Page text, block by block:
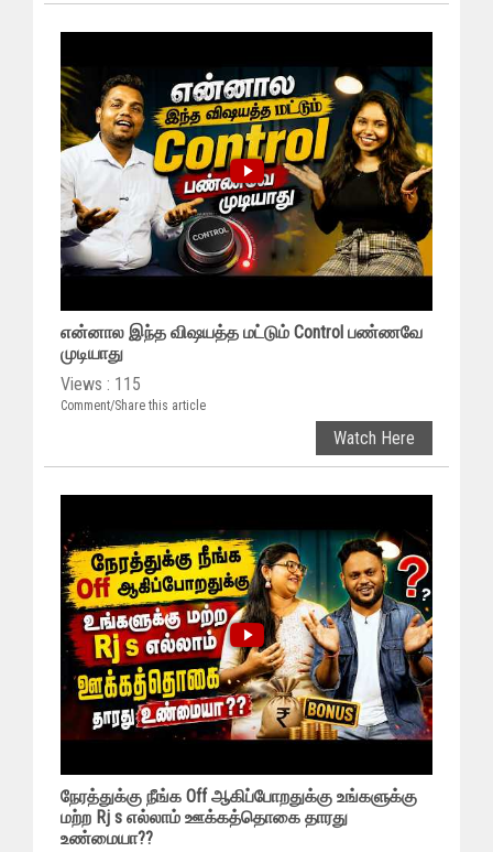
என்னால இந்த விஷயத்த மட்டும் Control பண்ணவே
முடியாது
Views : 115
Comment/Share this article
Watch Here
நேரத்துக்கு நீங்க Off ஆகிப்போறதுக்கு உங்களுக்கு
மற்ற Rj s எல்லாம் ஊக்கத்தொகை தாரது
உண்மையா??